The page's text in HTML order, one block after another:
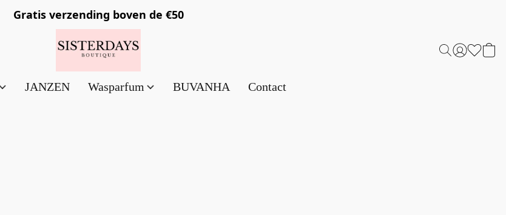
Gratis verzending boven de €50
JANZEN Wasparfum BUVANHA Contact